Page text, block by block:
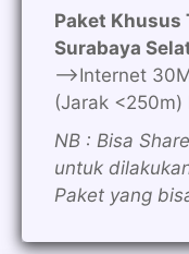
Paket Khusus
Surabaya
—>Internet
(Jarak <250m)
NB : Bisa
untuk
Paket yang